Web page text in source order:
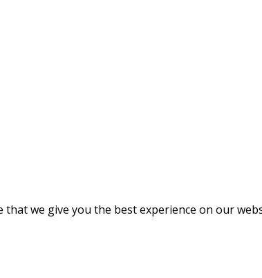
that we give you the best experience on our